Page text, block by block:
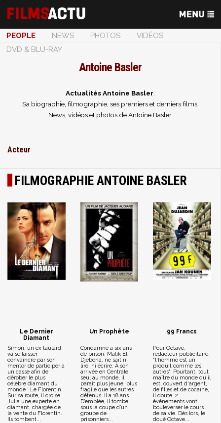
PEOPLE NEWS PHOTOS
VIDÉOS
DVD & BLU-RAY
Antoine Basler
Actualités Antoine Basler
Sa biographie, filmographie, ses premiers et derniers films.
News, vidéos et photos de Antoine Basler.
Acteur
FILMOGRAPHIE ANTOINE BASLER
Le Dernier
Diamant
Simon, un ex taulard
va se laisser
convaincre par son
mentor de participer à
un casse afin de
dérober le plus
célèbre diamant du
monde : Le Florentin.
Sur sa route, il croise
Julia une experte en
diamant, chargée de
la vente du Florentin.
Ils tombent...
Un Prophète
Condamné à six ans
de prison, Malik El
Djebena, ne sait ni
lire, ni écrire. À son
arrivée en Centrale,
seul au monde, il
paraît plus jeune, plus
fragile que les autres
détenus. Il a 18 ans.
D’emblée, il tombe
sous la coupe d’un
groupe de
prisonniers...
99 Francs
Pour Octave,
rédacteur publicitaire,
"l'homme est un
produit comme les
autres". Pourtant, tout
maître du monde qu'il
est, couvert d'argent,
de filles et de cocaïne,
il doute. 2
événements vont
bouleverser le cours
de sa vie. Dès lors, le
doué Octave...